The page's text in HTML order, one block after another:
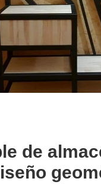
de